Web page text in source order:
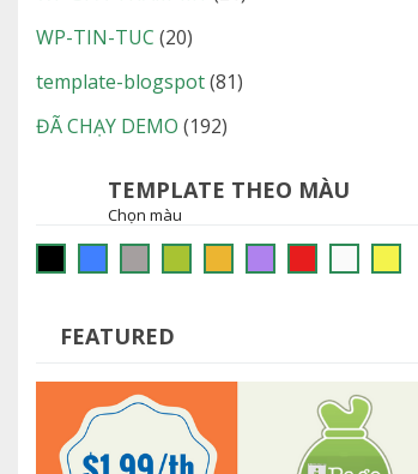
WP-TIN-TUC (20)
template-blogspot(81)
ĐÃ CHẠY DEMO (192)
TEMPLATE THEO MÀU
Chọn màu
FEATURED